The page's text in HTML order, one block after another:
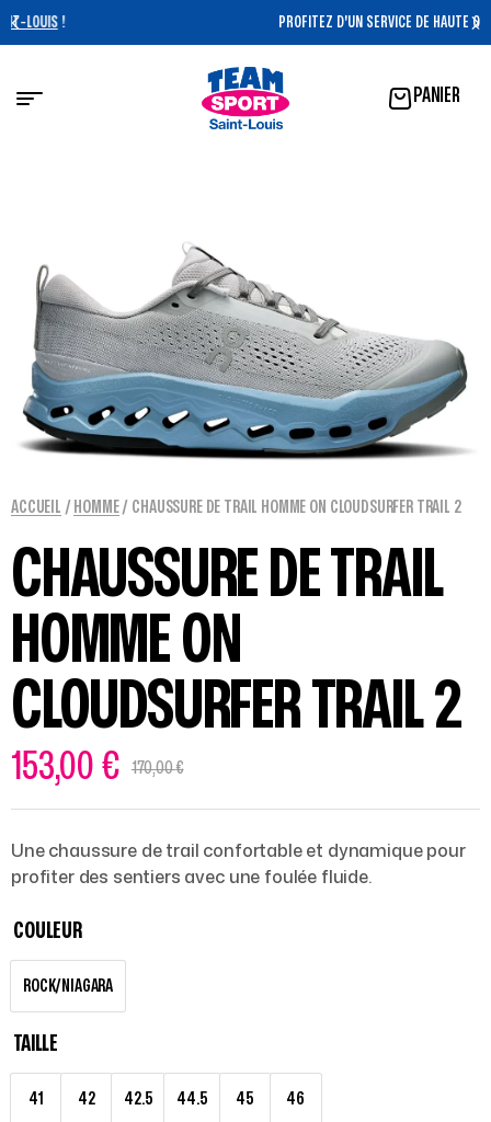
PROFITEZ D'UN SERVICE DE HAUTE QUALITÉ !
PANIER
ACCUEIL / HOMME/ CHAUSSURE DE TRAIL HOMME ON CLOUDSURFER TRAIL 2
CHAUSSURE DE TRAIL
HOMME ON
CLOUDSURFER TRAIL 2
170,00€
153,00 €
Une chaussure de trail confortable et dynamique pour
profiter des sentiers avec une foulée fluide.
COULEUR
ROCK/NIAGARA
TAILLE
41 42 42.5 44.5 45
46